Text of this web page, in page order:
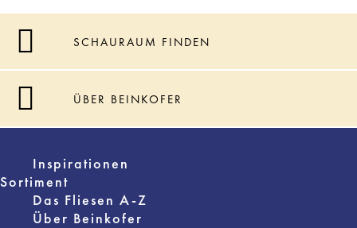
SCHAURAUM FINDEN
ÜBER BEINKOFER
Inspirationen
Sortiment
Das Fliesen A-Z
Über Beinkofer